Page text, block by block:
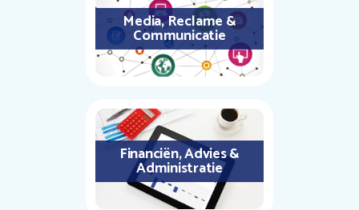
Media, Reclame &
Communicatie
Financiën, Advies &
Administratie